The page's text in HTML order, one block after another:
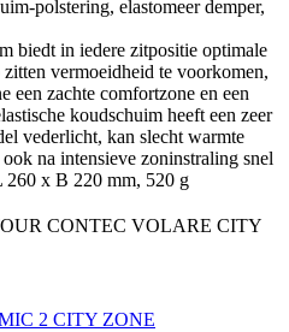
polstering, elastomeer demper,
biedt in iedere zitpositie optimale
vermoeidheid te voorkomen,
een zachte comfortzone en een
koudschuim heeft een zeer
vederlicht, kan slecht warmte
na intensieve zoninstraling snel
x B 220 mm, 520 g
CONTEC VOLARE CITY